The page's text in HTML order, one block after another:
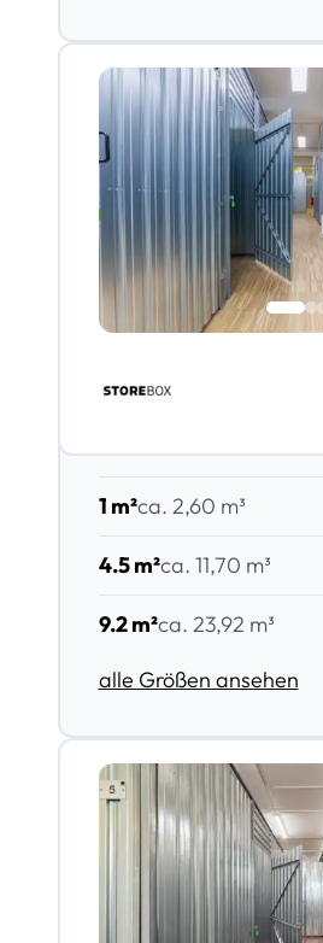
1 m²ca. 2,60 m³
4.5 m²ca. 11,70 m³
9.2 m²ca. 23,92 m³
alle Größen ansehen